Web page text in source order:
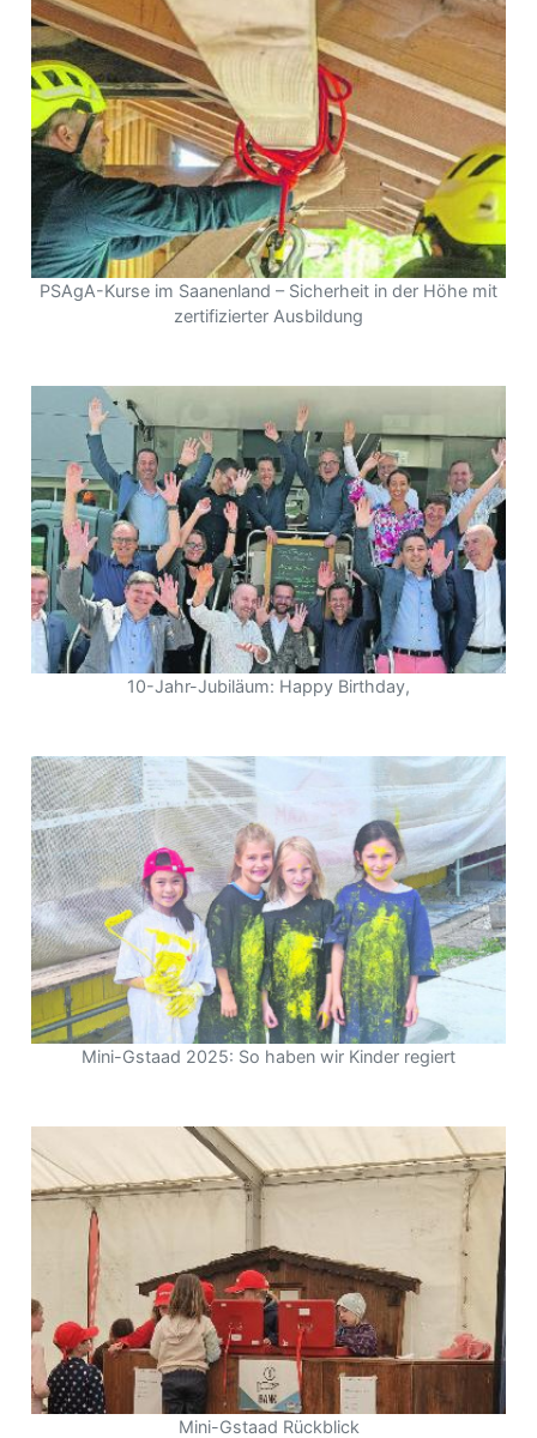
PSAgA-Kurse im Saanenland – Sicherheit in der Höhe mit
zertifizierter Ausbildung
10-Jahr-Jubiläum: Happy Birthday,
Mini-Gstaad 2025: So haben wir Kinder regiert
Mini-Gstaad Rückblick